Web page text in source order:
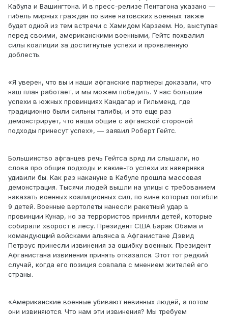
Кабула и Вашингтона. И в пресс-релизе Пентагона указано —
гибель мирных граждан по вине натовских военных также
будет одной из тем встречи с Хамидом Карзаем. Но, выступая
перед своими, американскими военными, Гейтс похвалил
силы коалиции за достигнутые успехи и проявленную
доблесть.
«Я уверен, что вы и наши афганские партнеры доказали, что
наш план работает, и мы можем победить. У нас большие
успехи в южных провинциях Кандагар и Гильменд, где
традиционно были сильны талибы, и это еще раз
демонстрирует, что наши общие с афганской стороной
подходы принесут успех», — заявил Роберт Гейтс.
Большинство афганцев речь Гейтса вряд ли слышали, но
слова про общие подходы и какие-то успехи их наверняка
удивили бы. Как раз накануне в Кабуле прошла массовая
демонстрация. Тысячи людей вышли на улицы с требованием
наказать военных коалиционных сил, по вине которых погибли
9 детей. Военные вертолеты нанесли ракетный удар в
провинции Кунар, но за террористов приняли детей, которые
собирали хворост в лесу. Президент США Барак Обама и
командующий войсками альянса в Афганистане Дэвид
Петрэус принесли извинения за ошибку военных. Президент
Афганистана извинения принять отказался. Этот тот редкий
случай, когда его позиция совпала с мнением жителей его
страны.
«Американские военные убивают невинных людей, а потом
они извиняются. Что нам эти извинения? Мы требуем